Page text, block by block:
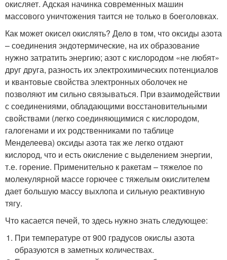
окисляет. Адская начинка современных машин
массового уничтожения таится не только в боеголовках.
Как может окисел окислять? Дело в том, что оксиды азота
– соединения эндотермические, на их образование
нужно затратить энергию; азот с кислородом «не любят»
друг друга, разность их электрохимических потенциалов
и квантовые свойства электронных оболочек не
позволяют им сильно связываться. При взаимодействии
с соединениями, обладающими восстановительными
свойствами (легко соединяющимися с кислородом,
галогенами и их родственниками по таблице
Менделеева) оксиды азота так же легко отдают
кислород, что и есть окисление с выделением энергии,
т.е. горение. Применительно к ракетам – тяжелое по
молекулярной массе горючее с тяжелым окислителем
дает большую массу выхлопа и сильную реактивную
тягу.
Что касается печей, то здесь нужно знать следующее:
При температуре от 900 градусов окислы азота
образуются в заметных количествах.